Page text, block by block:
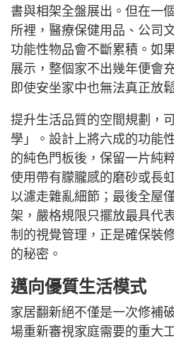
書與相架全盤展出。但在一
所裡，醫療保健用品、公司
功能性物品會不斷累積。如
展示，整個家不出幾年便會
即使安坐家中也無法真正放
提升生活品質的空間規劃，
學」。設計上將六成的功能
的純色門板後，保留一片純
使用帶有朦朧感的磨砂或長
以濾走雜亂細節；最後全屋
架，嚴格規限只擺放最具代
制的視覺管理，正是確保裝
的秘密。
邁向優質生活模式
家居翻新絕不僅是一次修補
場重新審視家庭需要的重大